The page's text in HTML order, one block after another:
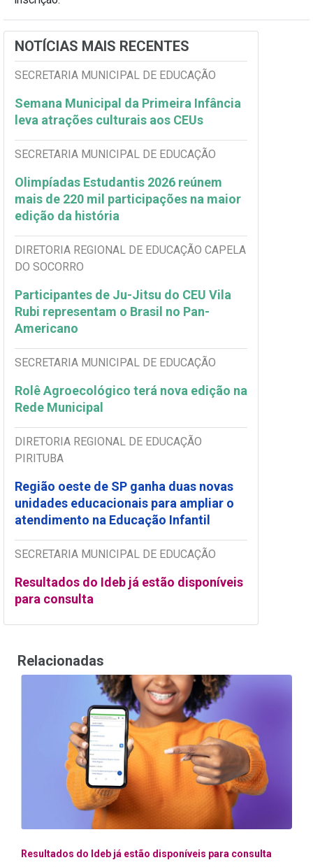
NOTÍCIAS MAIS RECENTES
SECRETARIA MUNICIPAL DE EDUCAÇÃO
Semana Municipal da Primeira Infância
leva atrações culturais aos CEUs
SECRETARIA MUNICIPAL DE EDUCAÇÃO
Olimpíadas Estudantis 2026 reúnem
mais de 220 mil participações na maior
edição da história
DIRETORIA REGIONAL DE EDUCAÇÃO CAPELA
DO SOCORRO
Participantes de Ju-Jitsu do CEU Vila
Rubi representam o Brasil no Pan-
Americano
SECRETARIA MUNICIPAL DE EDUCAÇÃO
Rolê Agroecológico terá nova edição na
Rede Municipal
DIRETORIA REGIONAL DE EDUCAÇÃO
PIRITUBA
Região oeste de SP ganha duas novas
unidades educacionais para ampliar o
atendimento na Educação Infantil
SECRETARIA MUNICIPAL DE EDUCAÇÃO
Resultados do Ideb já estão disponíveis
para consulta
Relacionadas
Resultados do Ideb já estão disponíveis para consulta